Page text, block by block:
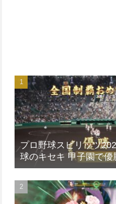
プロ野球スピリッツ
球のキセキ 甲子園で優
方法